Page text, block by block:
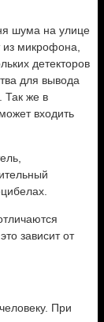
шума на улице
микрофона,
детекторов
для вывода
Так же в
входить
зависит от
При